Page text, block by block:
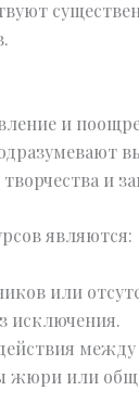
и
и
являются:
или
исключения.
жюри или